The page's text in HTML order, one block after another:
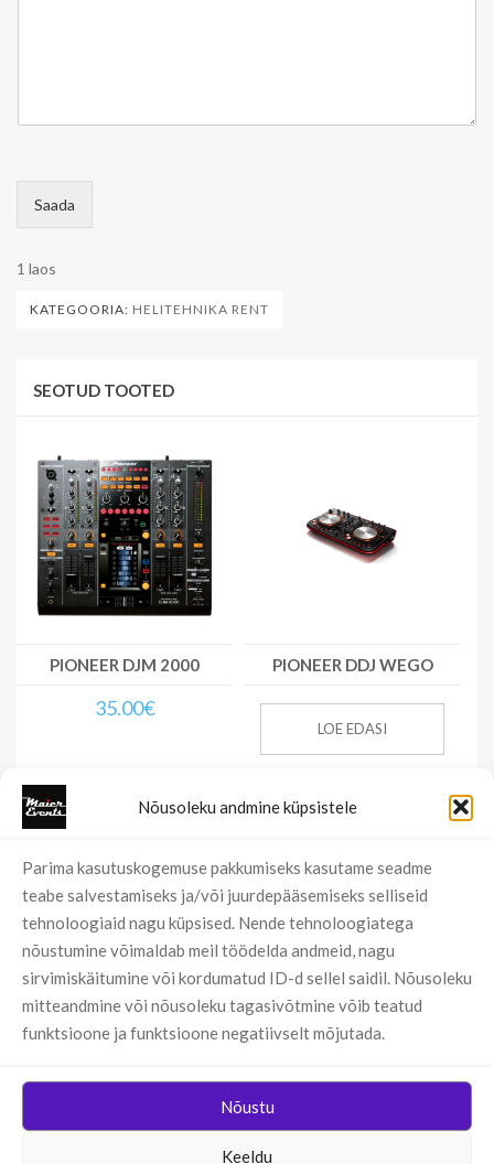
Nõusoleku andmine küpsistele
Parima kasutuskogemuse pakkumiseks kasutame seadme
teabe salvestamiseks ja/või juurdepääsemiseks selliseid
tehnoloogiaid nagu küpsised. Nende tehnoloogiatega
nõustumine võimaldab meil töödelda andmeid, nagu
sirvimiskäitumine või kordumatud ID-d sellel saidil. Nõusoleku
mitteandmine või nõusoleku tagasivõtmine võib teatud
funktsioone ja funktsioone negatiivselt mõjutada.
Nõustu
Keeldu
Saada
1 laos
KATEGOORIA: HELITEHNIKA RENT
SEOTUD TOOTED
PIONEER DJM 2000
35.00€
PIONEER DDJ WEGO
LOE EDASI
X1204 USB